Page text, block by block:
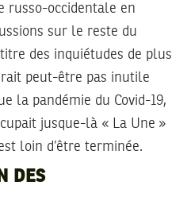
russo-occidentale en
sur le reste du
des inquiétudes de plus
peut-être pas inutile
la pandémie du Covid-19,
jusque-là « La Une »
loin d’être terminée.
DES